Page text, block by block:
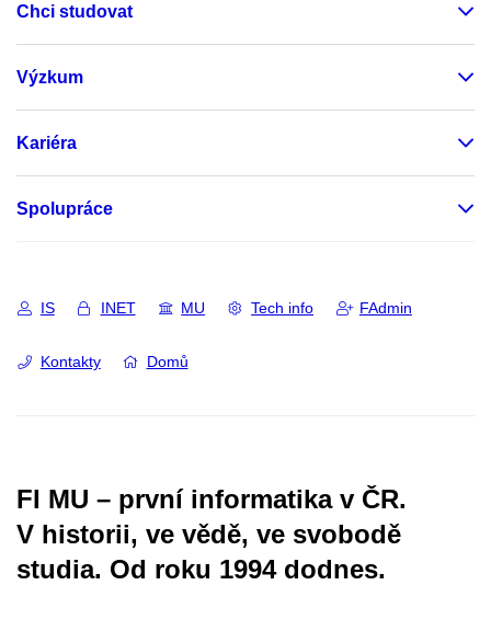
Chci studovat
Výzkum
Kariéra
Spolupráce
IS INET MU Tech info FAdmin
Kontakty Domů
FI MU – první informatika v ČR.
V historii, ve vědě, ve svobodě
studia. Od roku 1994 dodnes.